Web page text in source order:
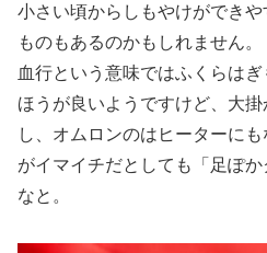
小さい頃からしもやけができ
ものもあるのかもしれません。
血行という意味ではふくらは
ほうが良いようですけど、大
し、オムロンのはヒーターに
がイマイチだとしても「足ぽ
なと。